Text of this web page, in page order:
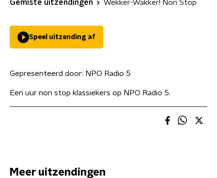
Gemiste uitzendingen Wekker-Wakker! Non Stop
Speel uitzending af
Gepresenteerd door: NPO Radio 5
Een uur non stop klassiekers op NPO Radio 5.
Meer uitzendingen